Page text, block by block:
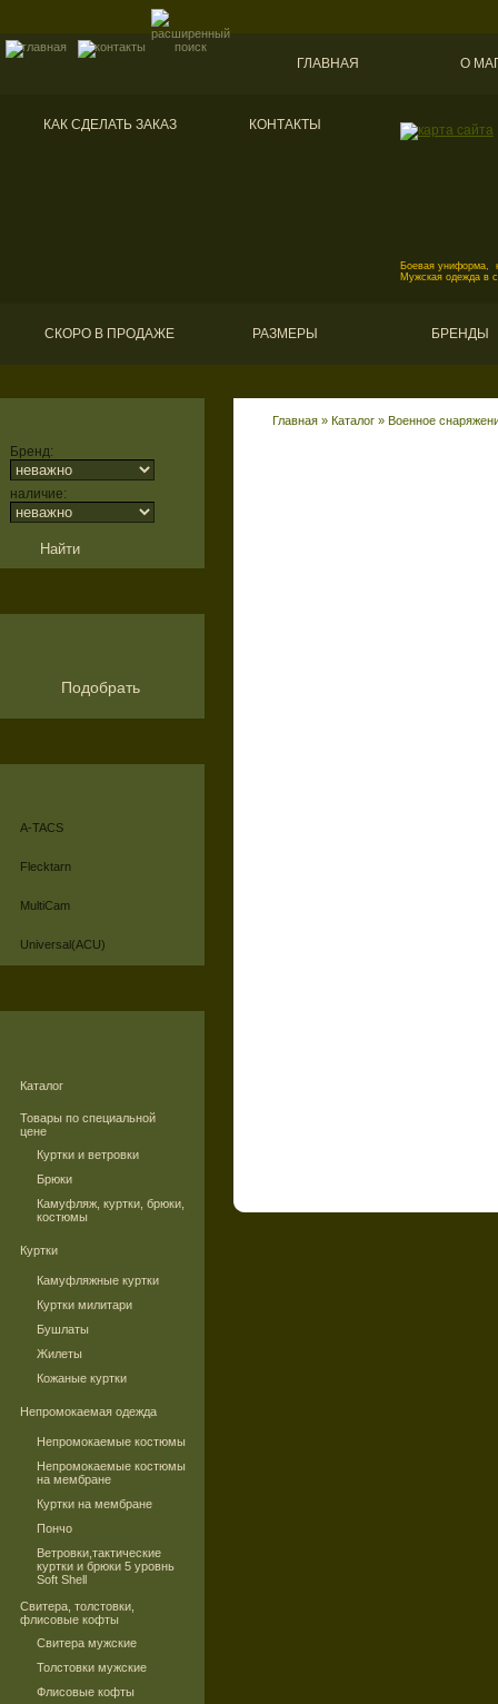
ГЛАВНАЯ О
КАК СДЕЛАТЬ ЗАКАЗ КОНТАКТЫ
Боевая униформа,
Мужская одежда в
СКОРО В ПРОДАЖЕ РАЗМЕРЫ БРЕНДЫ
Бренд:
наличие:
Подобрать
A-TACS
Flecktarn
MultiCam
Universal(ACU)
Каталог
Товары по специальной
цене
Куртки и ветровки
Брюки
Камуфляж, куртки, брюки,
костюмы
Куртки
Камуфляжные куртки
Куртки милитари
Бушлаты
Жилеты
Кожаные куртки
Непромокаемая одежда
Непромокаемые костюмы
Непромокаемые костюмы
на мембране
Куртки на мембране
Пончо
Ветровки,тактические
куртки и брюки 5 уровнь
Soft Shell
Свитера, толстовки,
флисовые кофты
Свитера мужские
Толстовки мужские
Флисовые кофты
Главная » Каталог » Военное